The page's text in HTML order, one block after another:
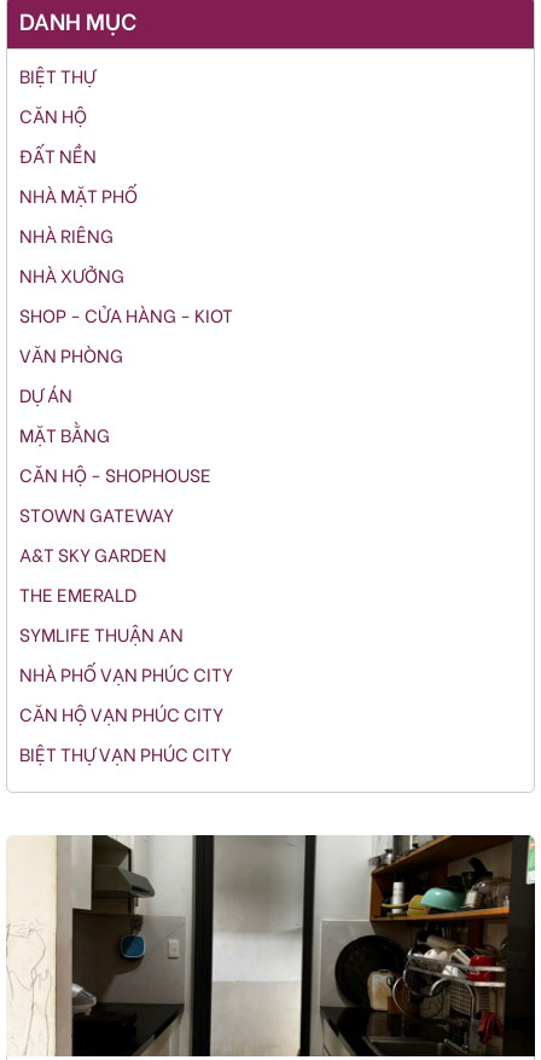
DANH MỤC
BIỆT THỰ
CĂN HỘ
ĐẤT NỀN
NHÀ MẶT PHỐ
NHÀ RIÊNG
NHÀ XƯỞNG
SHOP - CỬA HÀNG - KIOT
VĂN PHÒNG
DỰ ÁN
MẶT BẰNG
CĂN HỘ - SHOPHOUSE
STOWN GATEWAY
A&T SKY GARDEN
THE EMERALD
SYMLIFE THUẬN AN
NHÀ PHỐ VẠN PHÚC CITY
CĂN HỘ VẠN PHÚC CITY
BIỆT THỰ VẠN PHÚC CITY